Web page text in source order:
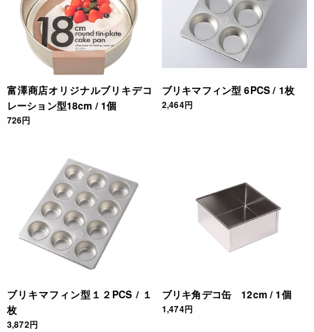
富澤商店オリジナルブリキデコ
レーション型18cm / 1個
726円
ブリキマフィン型 6PCS / 1枚
2,464円
ブリキマフィン型１２PCS / １
枚
3,872円
ブリキ角デコ缶 12cm / 1個
1,474円